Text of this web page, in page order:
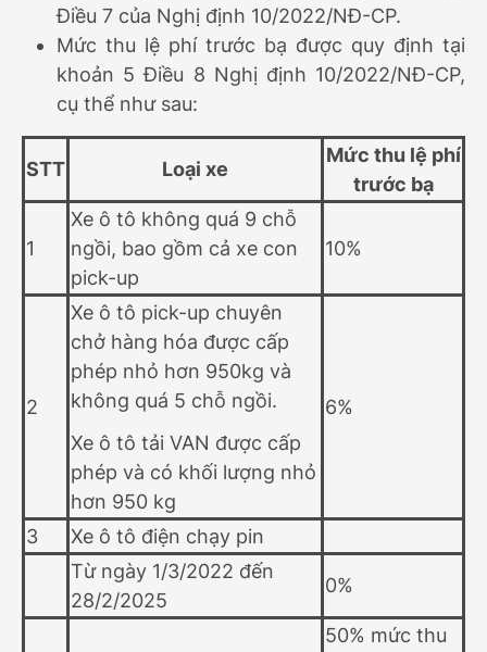
Điều 7 của Nghị định 10/2022/NĐ-CP.
Mức thu lệ phí trước bạ được quy định tại
khoản 5 Điều 8 Nghị định 10/2022/NĐ-CP,
cụ thể như sau:
STT Loại xe
Mức thu lệ phí
trước bạ
1
Xe ô tô không quá 9 chỗ
ngồi, bao gồm cả xe con
pick-up
10%
2
Xe ô tô pick-up chuyên
chở hàng hóa được cấp
phép nhỏ hơn 950kg và
không quá 5 chỗ ngồi.
Xe ô tô tải VAN được cấp
phép và có khối lượng nhỏ
hơn 950 kg
6%
3
Xe ô tô điện chạy pin
Từ ngày 1/3/2022 đến
28/2/2025
0%
50% mức thu